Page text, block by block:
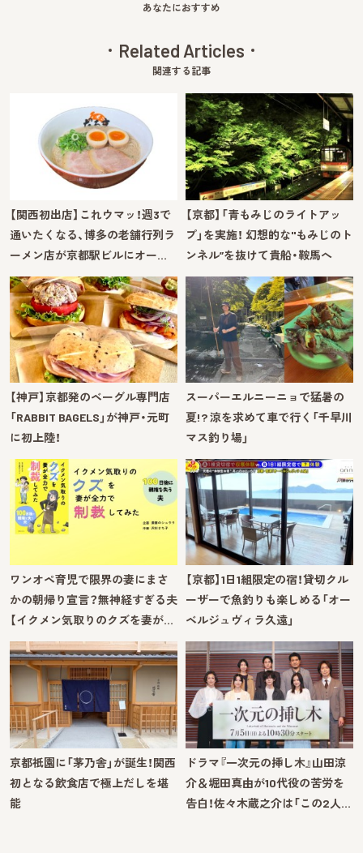
あなたにおすすめ
Related Articles
関連する記事
【関西初出店】これウマッ！週3で
通いたくなる、博多の老舗行列ラ
ーメン店が京都駅ビルにオー…
【京都】「青もみじのライトアッ
プ」を実施！ 幻想的な"もみじのト
ンネル”を抜けて貴船・鞍馬へ
【神戸】京都発のベーグル専門店
「RABBIT BAGELS」が神戸・元町
に初上陸！
スーパーエルニーニョで猛暑の
夏!? 涼を求めて車で行く「千早川
マス釣り場」
ワンオペ育児で限界の妻にまさ
かの朝帰り宣言？無神経すぎる夫
【イクメン気取りのクズを妻が…
【京都】1日1組限定の宿！貸切クル
ーザーで魚釣りも楽しめる「オー
ベルジュヴィラ久遠」
京都祇園に「茅乃舎」が誕生！関西
初となる飲食店で極上だしを堪
能
ドラマ『一次元の挿し木』山田涼
介＆堀田真由が10代役の苦労を
告白！佐々木蔵之介は「この2人…